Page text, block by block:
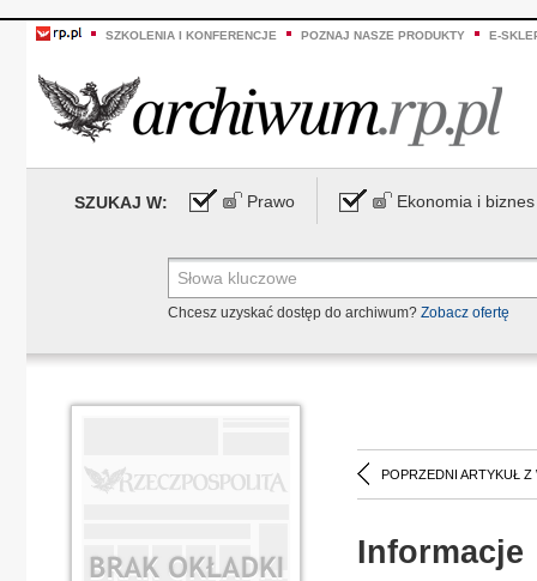
SZKOLENIA I KONFERENCJE POZNAJ NASZE PRODUKTY E-
SZUKAJ W: Prawo Ekonomia i biznes
Chcesz uzyskać dostęp do archiwum? Zobacz ofertę
POPRZEDNI ARTYKUŁ Z
Informacje